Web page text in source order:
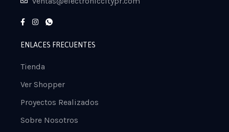
ENLACES FRECUENTES
Tienda
Ver Shopper
Proyectos Realizados
Sobre Nosotros